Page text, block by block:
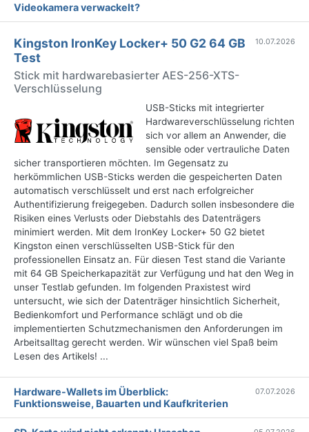
Videokamera verwackelt?
10.07.2026
Kingston IronKey Locker+ 50 G2 64 GB
Test
Stick mit hardwarebasierter AES-256-XTS-
Verschlüsselung
USB-Sticks mit integrierter
Hardwareverschlüsselung richten
sich vor allem an Anwender, die
sensible oder vertrauliche Daten
sicher transportieren möchten. Im Gegensatz zu
herkömmlichen USB-Sticks werden die gespeicherten Daten
automatisch verschlüsselt und erst nach erfolgreicher
Authentifizierung freigegeben. Dadurch sollen insbesondere die
Risiken eines Verlusts oder Diebstahls des Datenträgers
minimiert werden. Mit dem IronKey Locker+ 50 G2 bietet
Kingston einen verschlüsselten USB-Stick für den
professionellen Einsatz an. Für diesen Test stand die Variante
mit 64 GB Speicherkapazität zur Verfügung und hat den Weg in
unser Testlab gefunden. Im folgenden Praxistest wird
untersucht, wie sich der Datenträger hinsichtlich Sicherheit,
Bedienkomfort und Performance schlägt und ob die
implementierten Schutzmechanismen den Anforderungen im
Arbeitsalltag gerecht werden. Wir wünschen viel Spaß beim
Lesen des Artikels! ...
Hardware-Wallets im Überblick:
Funktionsweise, Bauarten und Kaufkriterien
07.07.2026